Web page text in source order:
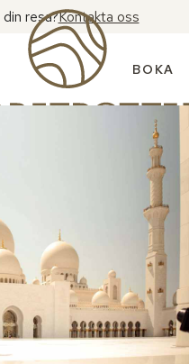
resa?Kontakta oss
BOKA